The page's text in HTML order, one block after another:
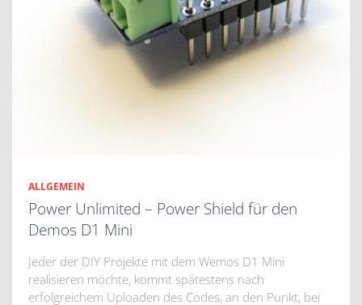
ALLGEMEIN
Power Unlimited – Power Shield für den
Demos D1 Mini
Jeder der DIY Projekte mit dem Wemos D1 Mini
realisieren möchte, kommt spätestens nach
erfolgreichem Uploaden des Codes, an den Punkt, bei